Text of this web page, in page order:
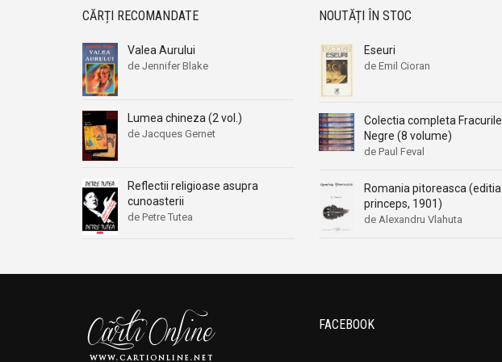
P.V. Kopnin
Paul-Ludwig Landsberg
Pitagora
Platon
Platon / Ficino
Pseudo-Aristotel
Rene Descartes
Seneca
P.V. Kopnin
Paul-Ludwig Landsberg
Pitagora
Platon
Platon / Ficino
Pseudo-Aristotel
Rene Descartes
Seneca
CĂRȚI RECOMANDATE
Valea Aurului
de Jennifer Blake
Lumea chineza (2 vol.)
de Jacques Gernet
Reflectii religioase asupra
cunoasterii
de Petre Tutea
NOUTĂȚI ÎN STOC
Eseuri
de Emil Cioran
Colectia completa Fracurile
Negre (8 volume)
de Paul Feval
Romania pitoreasca (editia
princeps, 1901)
de Alexandru Vlahuta
FACEBOOK